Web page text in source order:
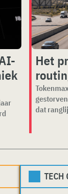
Het
dat
TECH